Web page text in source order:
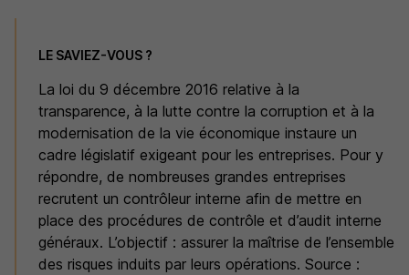
LE SAVIEZ-VOUS ?
La loi du 9 décembre 2016 relative à la
transparence, à la lutte contre la corruption et à la
modernisation de la vie économique instaure un
cadre législatif exigeant pour les entreprises. Pour y
répondre, de nombreuses grandes entreprises
recrutent un contrôleur interne afin de mettre en
place des procédures de contrôle et d’audit interne
généraux. L’objectif : assurer la maîtrise de l’ensemble
des risques induits par leurs opérations. Source :